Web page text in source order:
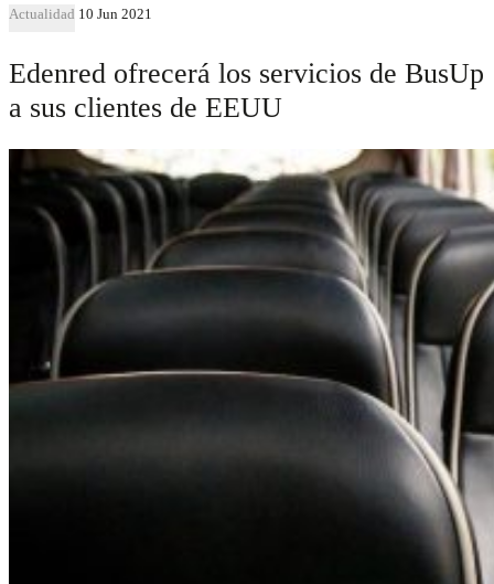
Actualidad 10 Jun 2021
Edenred ofrecerá los servicios de BusUp
a sus clientes de EEUU